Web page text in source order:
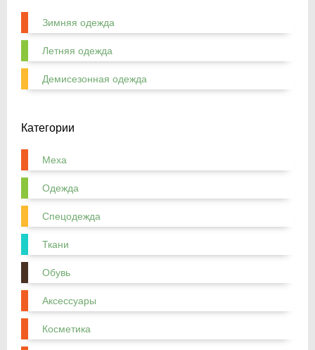
Зимняя одежда
Летняя одежда
Демисезонная одежда
Категории
Меха
Одежда
Спецодежда
Ткани
Обувь
Аксессуары
Косметика